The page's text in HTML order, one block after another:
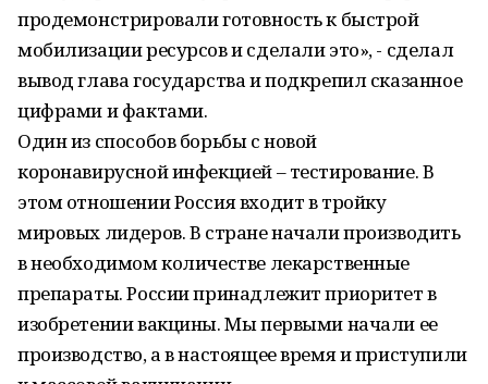
продемонстрировали готовность к быстрой
мобилизации ресурсов и сделали это», - сделал
вывод глава государства и подкрепил сказанное
цифрами и фактами.
Один из способов борьбы с новой
коронавирусной инфекцией – тестирование. В
этом отношении Россия входит в тройку
мировых лидеров. В стране начали производить
в необходимом количестве лекарственные
препараты. России принадлежит приоритет в
изобретении вакцины. Мы первыми начали ее
производство, а в настоящее время и приступили